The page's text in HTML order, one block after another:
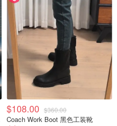
帖
$108.00 $360.00
Coach Work Boot 黑色工装靴